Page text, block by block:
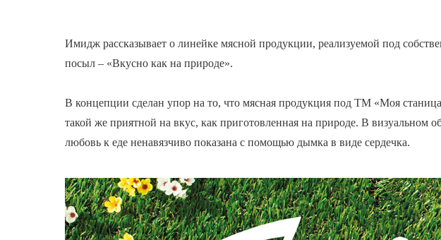
Имидж рассказывает о линейке мясной продукции, реализуемой под
посыл – «Вкусно как на природе».
В концепции сделан упор на то, что мясная продукция под ТМ «Моя
такой же приятной на вкус, как приготовленная на природе. В визуальном
любовь к еде ненавязчиво показана с помощью дымка в виде сердечка.